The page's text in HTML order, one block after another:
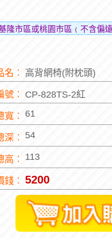
市區或桃園市區﹙不含偏
名︰ 高背網椅(附枕頭)
號︰ CP-828TS-2紅
寬︰ 61
深︰ 54
高︰ 113
錢︰ 5200